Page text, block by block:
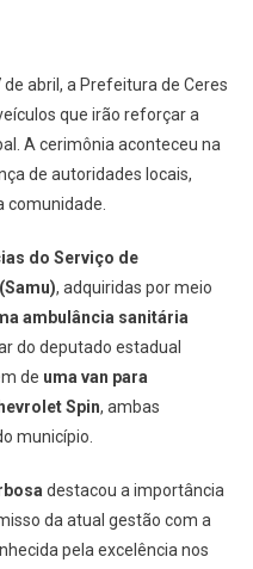
abril, a Prefeitura de Ceres
que irão reforçar a
A cerimônia aconteceu na
de autoridades locais,
comunidade.
do Serviço de
, adquiridas por meio
ambulância sanitária
do deputado estadual
de uma van para
Spin, ambas
município.
destacou a importância
da atual gestão com a
pela excelência nos